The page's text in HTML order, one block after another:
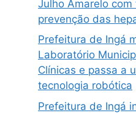
Julho Amarelo com
prevenção das
Prefeitura de Ingá
Laboratório
Clínicas e passa a
tecnologia robótica
Prefeitura de Ingá